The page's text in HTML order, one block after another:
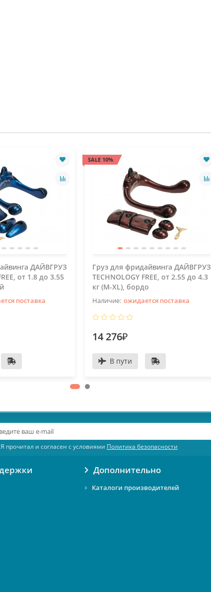
ДАЙВГРУЗ
от 1.8 до 3.55
поставка
SALE 10%
Груз для фридайвинга ДАЙВГРУЗ
TECHNOLOGY FREE, от 2.55 до 4.3
кг (M-XL), бордо
ожидается поставка
14 276₽
В пути
Я прочитал и согласен с условиями Политика безопасности
Дополнительно
Каталоги производителей